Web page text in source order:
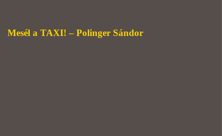
Mesél a TAXI! – Polinger Sándor